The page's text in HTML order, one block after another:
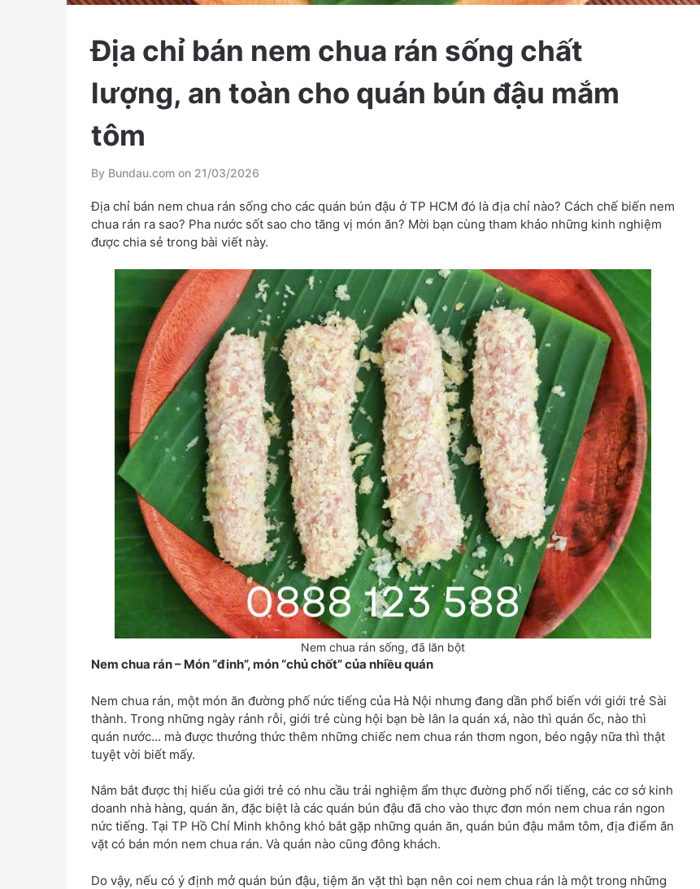
Địa chỉ bán nem chua rán sống chất
lượng, an toàn cho quán bún đậu mắm
tôm
By Bundau.com on 21/03/2026
Địa chỉ bán nem chua rán sống cho các quán bún đậu ở TP HCM đó là địa chỉ nào? Cách chế biến nem
chua rán ra sao? Pha nước sốt sao cho tăng vị món ăn? Mời bạn cùng tham khảo những kinh nghiệm
được chia sẻ trong bài viết này.
Nem chua rán sống, đã lăn bột
Nem chua rán – Món “đinh”, món “chủ chốt” của nhiều quán
Nem chua rán, một món ăn đường phố nức tiếng của Hà Nội nhưng đang dần phổ biến với giới trẻ Sài
thành. Trong những ngày rảnh rỗi, giới trẻ cùng hội bạn bè lân la quán xá, nào thì quán ốc, nào thì
quán nước… mà được thưởng thức thêm những chiếc nem chua rán thơm ngon, béo ngậy nữa thì thật
tuyệt vời biết mấy.
Nắm bắt được thị hiếu của giới trẻ có nhu cầu trải nghiệm ẩm thực đường phố nổi tiếng, các cơ sở kinh
doanh nhà hàng, quán ăn, đặc biệt là các quán bún đậu đã cho vào thực đơn món nem chua rán ngon
nức tiếng. Tại TP Hồ Chí Minh không khó bắt gặp những quán ăn, quán bún đậu mắm tôm, địa điểm ăn
vặt có bán món nem chua rán. Và quán nào cũng đông khách.
Do vậy, nếu có ý định mở quán bún đậu, tiệm ăn vặt thì bạn nên coi nem chua rán là một trong những